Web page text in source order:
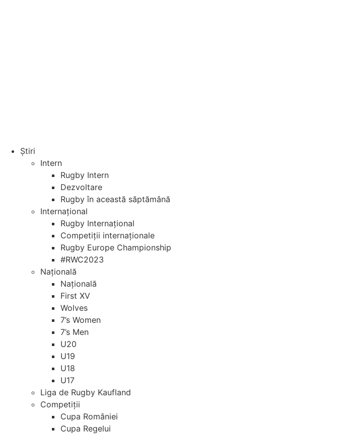
Știri
Intern
Rugby Intern
Dezvoltare
Rugby în această săptămână
Internațional
Rugby Internațional
Competiții internaționale
Rugby Europe Championship
#RWC2023
Națională
Națională
First XV
Wolves
7’s Women
7’s Men
U20
U19
U18
U17
Liga de Rugby Kaufland
Competiții
Cupa României
Cupa Regelui